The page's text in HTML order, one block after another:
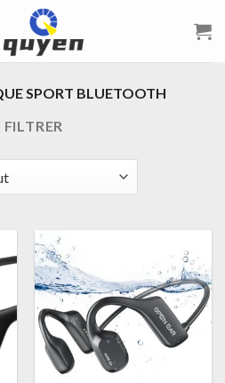
SPORT BLUETOOTH
FILTRER